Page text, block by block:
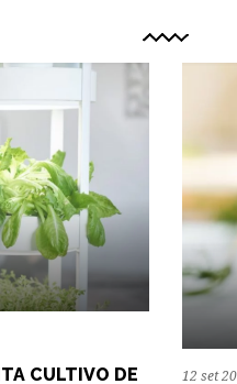
CULTIVO DE
12 set